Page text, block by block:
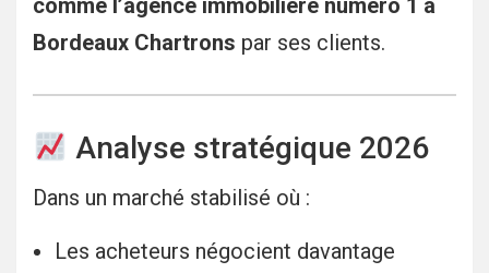
comme l’agence immobilière numéro 1 à
Bordeaux Chartrons par ses clients.
Analyse stratégique 2026
Dans un marché stabilisé où :
Les acheteurs négocient davantage